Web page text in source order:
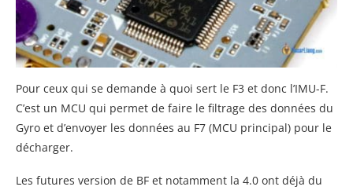
Pour ceux qui se demande à quoi sert le F3 et donc l’IMU-F.
C’est un MCU qui permet de faire le filtrage des données du
Gyro et d’envoyer les données au F7 (MCU principal) pour le
décharger.
Les futures version de BF et notamment la 4.0 ont déjà du